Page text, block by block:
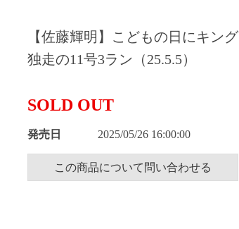
【佐藤輝明】こどもの日にキング
独走の11号3ラン（25.5.5）
SOLD OUT
発売日 2025/05/26 16:00:00
この商品について問い合わせる